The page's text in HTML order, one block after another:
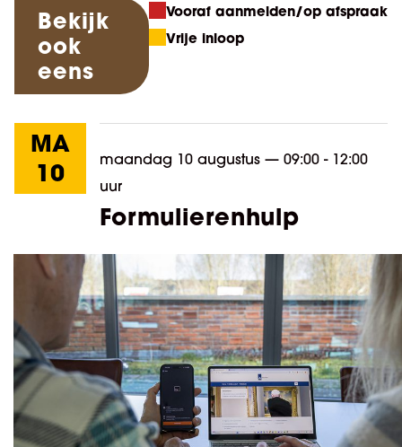
Bekijk
ook
eens
Vooraf aanmelden/op afspraak
Vrije inloop
MA
10
maandag 10 augustus — 09:00 - 12:00
uur
Formulierenhulp